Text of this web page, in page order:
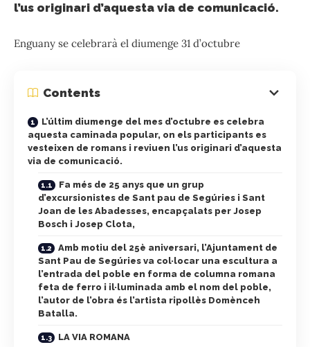
l’us originari d’aquesta via de comunicació.
Enguany se celebrarà el diumenge 31 d’octubre
Contents
L’últim diumenge del mes d’octubre es celebra
aquesta caminada popular, on els participants es
vesteixen de romans i reviuen l’us originari d’aquesta
via de comunicació.
Fa més de 25 anys que un grup
d’excursionistes de Sant pau de Segúries i Sant
Joan de les Abadesses, encapçalats per Josep
Bosch i Josep Clota,
Amb motiu del 25è aniversari, l’Ajuntament de
Sant Pau de Segúries va col·locar una escultura a
l’entrada del poble en forma de columna romana
feta de ferro i il·luminada amb el nom del poble,
l’autor de l’obra és l’artista ripollès Domènceh
Batalla.
LA VIA ROMANA